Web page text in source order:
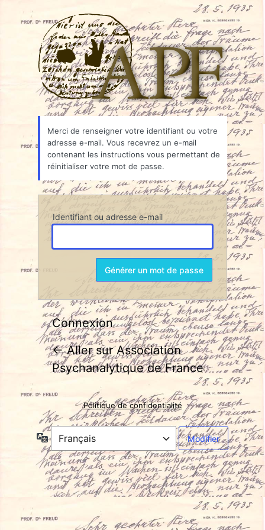
passe
oublié
Merci de renseigner votre identifiant ou votre
adresse e-mail. Vous recevrez un e-mail
contenant les instructions vous permettant de
réinitialiser votre mot de passe.
Identifiant ou adresse e-mail
Connexion
← Aller sur Association
Psychanalytique de France
Politique de confidentialité
Langue